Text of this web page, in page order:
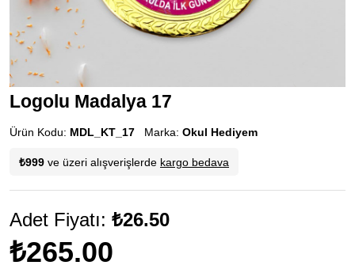
Logolu Madalya 17
Ürün Kodu: MDL_KT_17 Marka: Okul Hediyem
₺999 ve üzeri alışverişlerde kargo bedava
Adet Fiyatı: ₺26.50
₺265.00